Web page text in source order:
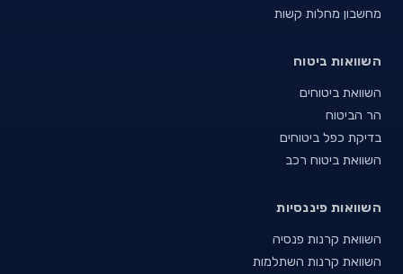
מחשבון מחלות קשות
השוואות ביטוח
השוואת ביטוחים
הר הביטוח
בדיקת כפל ביטוחים
השוואת ביטוח רכב
השוואות פיננסיות
השוואת קרנות פנסיה
השוואת קרנות השתלמות